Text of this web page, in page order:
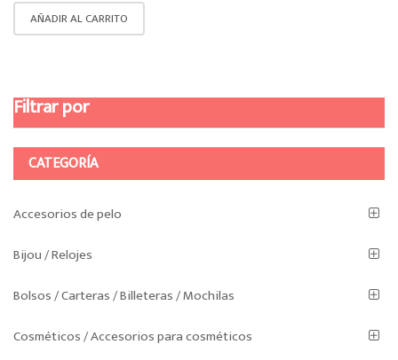
AÑADIR AL CARRITO
Filtrar por
CATEGORÍA
Accesorios de pelo
Bijou / Relojes
Bolsos / Carteras / Billeteras / Mochilas
Cosméticos / Accesorios para cosméticos